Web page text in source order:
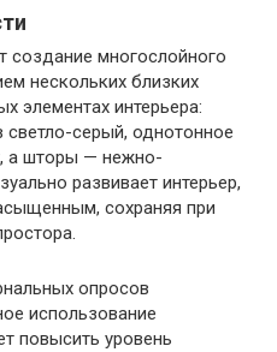
создание многослойного
нескольких близких
элементах интерьера:
серый, однотонное
а шторы — нежно-
развивает интерьер,
сохраняя при
опросов
использование
повысить уровень